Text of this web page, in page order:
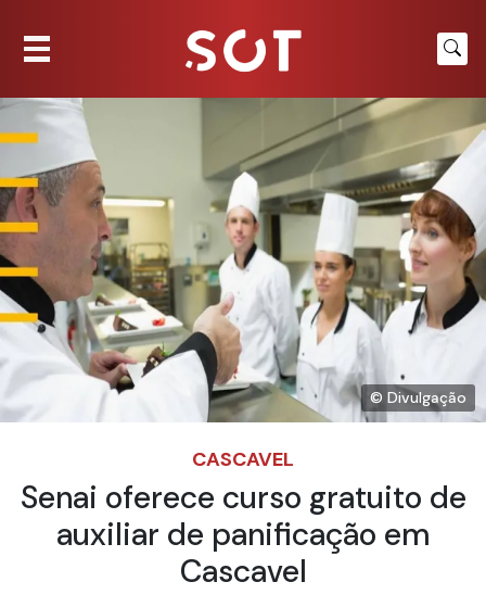
© Divulgação
CASCAVEL
Senai oferece curso gratuito de
auxiliar de panificação em
Cascavel